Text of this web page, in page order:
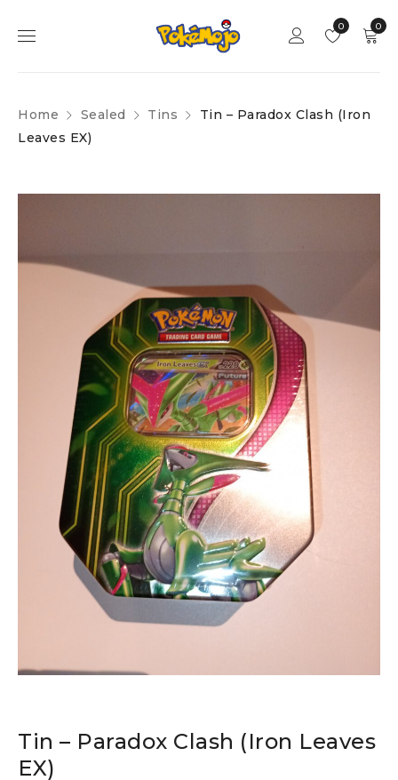
0
0
Home Sealed Tins
Tin – Paradox Clash (Iron
Leaves EX)
Tin – Paradox Clash (Iron Leaves
EX)